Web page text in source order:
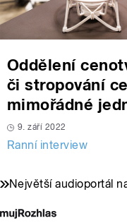
Oddělení
či stropování
mimořádné
9. září 2022
Ranní interview
Největší audioportál